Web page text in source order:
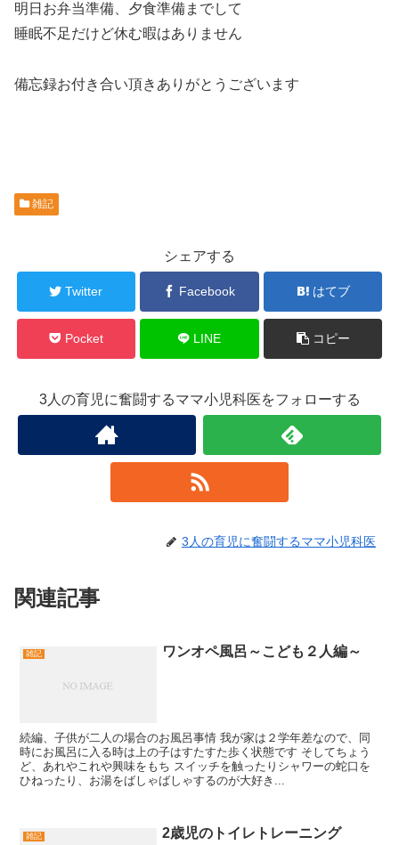
明日お弁当準備、夕食準備までして
睡眠不足だけど休む暇はありません
備忘録お付き合い頂きありがとうございます
雑記
シェアする
Twitter Facebook はてブ
Pocket LINE コピー
3人の育児に奮闘するママ小児科医をフォローする
3人の育児に奮闘するママ小児科医
関連記事
雑記 ワンオペ風呂～こども２人編～
続編、子供が二人の場合のお風呂事情 我が家は２学年差なので、同
時にお風呂に入る時は上の子はすたすた歩く状態です そしてちょう
ど、あれやこれや興味をもち スイッチを触ったりシャワーの蛇口を
ひねったり、お湯をばしゃばしゃするのが大好き...
雑記 2歳児のトイレトレーニング